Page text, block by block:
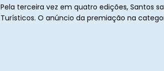
Pela terceira vez em quatro edições, Santos
Turísticos. O anúncio da premiação na